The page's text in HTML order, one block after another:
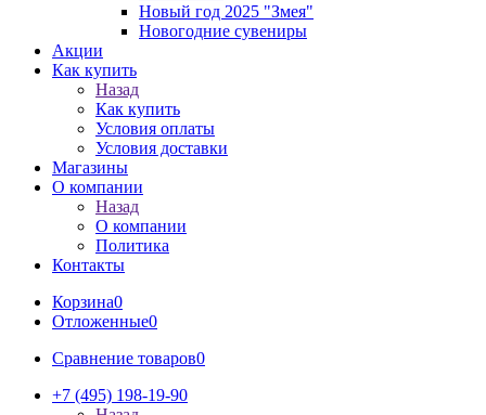
Новый год 2025 "Змея"
Новогодние сувениры
Акции
Как купить
Назад
Как купить
Условия оплаты
Условия доставки
Магазины
О компании
Назад
О компании
Политика
Контакты
Корзина0
Отложенные0
Сравнение товаров0
+7 (495) 198-19-90